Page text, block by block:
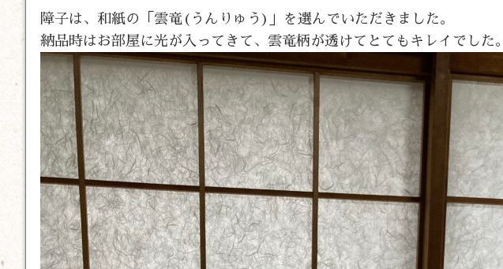
障子は、和紙の「雲竜(うんりゅう)」を選んでいただきました。
納品時はお部屋に光が入ってきて、雲竜柄が透けてとてもキレイでした。